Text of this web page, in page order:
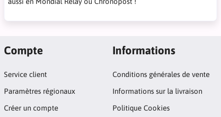
Compte
Service client
Paramètres régionaux
Créer un compte
Informations
Conditions générales de vente
Informations sur la livraison
Politique Cookies